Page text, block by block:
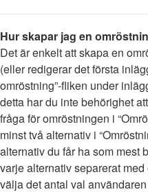
Hur skapar jag en
Det är enkelt att skapa en
(eller redigerar det första
omröstning”-fliken under
detta har du inte behörighet
fråga för omröstningen i
minst två alternativ i
alternativ du får ha som mest
varje alternativ separerat
välja det antal val